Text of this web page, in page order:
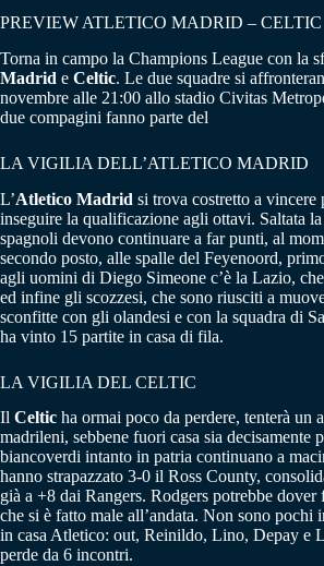
PREVIEW ATLETICO MADRID – CELTIC
Torna in campo la Champions League con la
Madrid e Celtic. Le due squadre si
novembre alle 21:00 allo stadio Civitas
due compagini fanno parte del
LA VIGILIA DELL’ATLETICO MADRID
L’Atletico Madrid si trova costretto a vincere
inseguire la qualificazione agli ottavi. Saltata
spagnoli devono continuare a far punti, al
secondo posto, alle spalle del Feyenoord,
agli uomini di Diego Simeone c’è la Lazio,
ed infine gli scozzesi, che sono riusciti a
sconfitte con gli olandesi e con la squadra di
ha vinto 15 partite in casa di fila.
LA VIGILIA DEL CELTIC
Il Celtic ha ormai poco da perdere, tenterà un
madrileni, sebbene fuori casa sia decisamente
biancoverdi intanto in patria continuano a
hanno strapazzato 3-0 il Ross County,
già a +8 dai Rangers. Rodgers potrebbe dover
che si è fatto male all’andata. Non sono
in casa Atletico: out, Reinildo, Lino, Depay e
perde da 6 incontri.